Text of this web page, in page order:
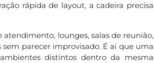
rápida de layout, a cadeira precisa
atendimento, lounges, salas de reunião,
parecer improvisado. É aí que uma
distintos dentro da mesma